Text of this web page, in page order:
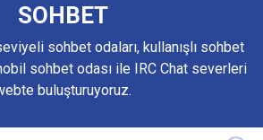
SOHBET
sohbet odaları, kullanışlı sohbet
sohbet odası ile IRC Chat severleri
buluşturuyoruz.